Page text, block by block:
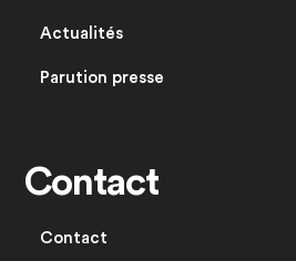
Actualités
Parution presse
Contact
Contact